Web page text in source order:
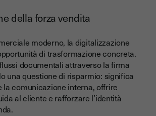
della forza vendita
moderno, la digitalizzazione
di trasformazione concreta.
documentali attraverso la firma
una questione di risparmio: significa
comunicazione interna, offrire
al cliente e rafforzare l’identità